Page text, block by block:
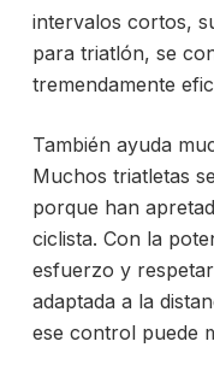
intervalos cortos,
para triatlón, se
tremendamente
También ayuda
Muchos triatletas
porque han
ciclista. Con la
esfuerzo y
adaptada a la
ese control puede